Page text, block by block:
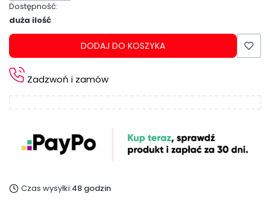
Dostępność:
duża ilość
DODAJ DO KOSZYKA
Zadzwoń i zamów
Czas wysyłki:48 godzin